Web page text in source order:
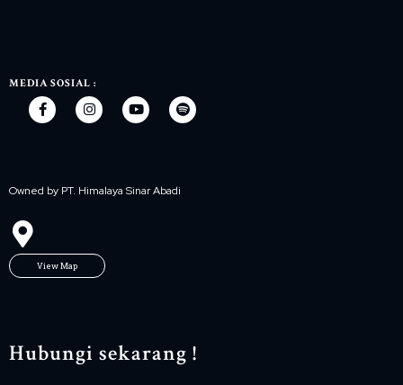
MEDIA SOSIAL :
Owned by PT. Himalaya Sinar Abadi
View Map
Hubungi sekarang !